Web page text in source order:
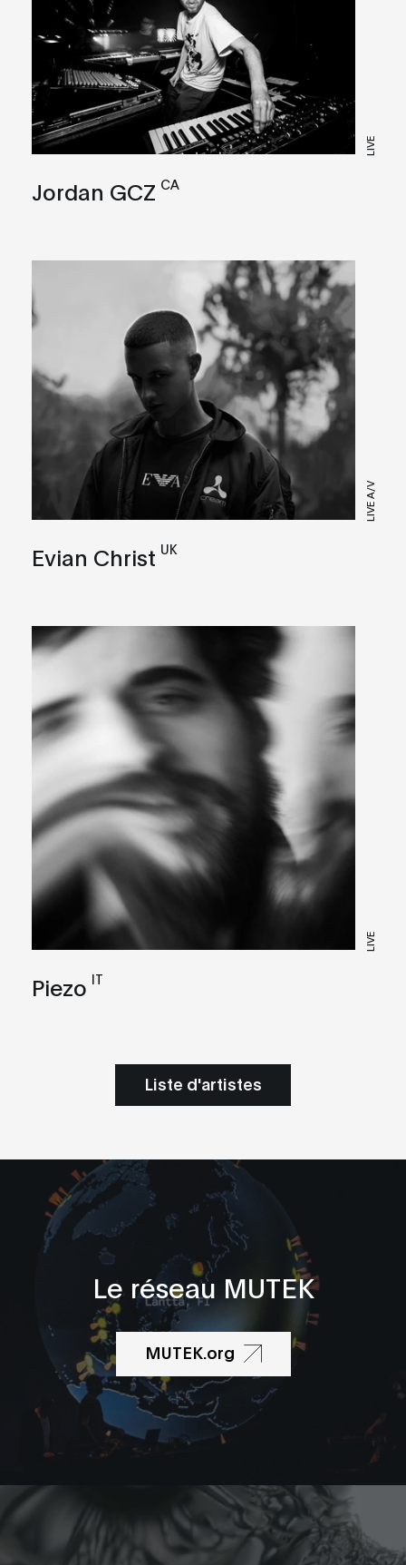
LIVE
Jordan GCZ CA
LIVE A/V
Evian Christ UK
LIVE
Piezo IT
Liste d'artistes
Le réseau MUTEK
MUTEK.org